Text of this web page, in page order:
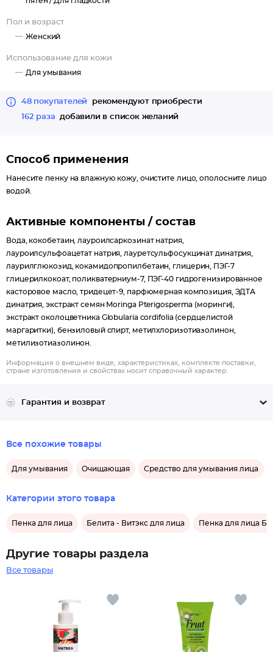
Пол и возраст
Женский
Использование для кожи
Для умывания
48 покупателей
рекомендуют приобрести
162 раза
добавили в список желаний
Способ применения
Нанесите пенку на влажную кожу, очистите лицо, ополосните лицо
водой.
Активные компоненты / состав
Вода, кокобетаин, лауроилсаркозинат натрия,
лауроилсульфоацетат натрия, лауретсульфосукцинат динатрия,
лаурилглюкозид, кокамидопропилбетаин, глицерин, ПЭГ-7
глицерилкокоат, поликватерниум-7, ПЭГ-40 гидрогенизированное
касторовое масло, тридецет-9, парфюмерная композиция, ЭДТА
динатрия, экстракт семян Moringa Pterigosperma (моринги),
экстракт околоцветника Globularia cordifolia (сердцелистой
маргаритки), бензиловый спирт, метилхлоризотиазолинон,
метилизотиазолинон.
Информация о внешнем виде, характеристиках, комплекте поставки,
стране изготовления и свойствах носит справочный характер.
Гарантия и возврат
Все похожие товары
Для умывания Очищающая Средство для умывания лица
Категории этого товара
Пенка для лица Белита - Витэкс для лица Пенка для лица
Другие товары раздела
Все товары